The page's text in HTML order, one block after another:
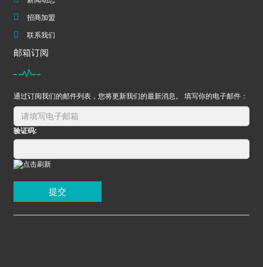
招商加盟
联系我们
邮箱订阅
通过订阅我们的邮件列表，您将更新我们的最新消息。 填写你的电子邮件：
验证码:
提交